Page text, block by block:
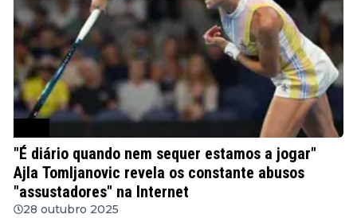
"É diário quando nem sequer estamos a jogar"
Ajla Tomljanovic revela os constante abusos
"assustadores" na Internet
28 outubro 2025